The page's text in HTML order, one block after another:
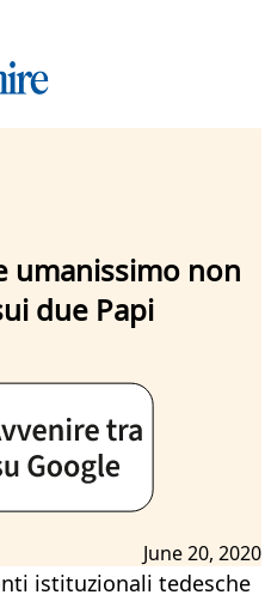
umanissimo non
due Papi
June 20, 2020
istituzionali tedesche